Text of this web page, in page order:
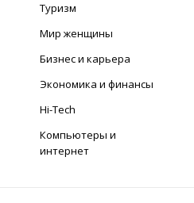
Туризм
Мир женщины
Бизнес и карьера
Экономика и финансы
Hi-Tech
Компьютеры и
интернет